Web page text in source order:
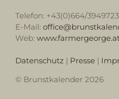
Telefon: +43(0)664/3949723
E-Mail:
Web:
Datenschutz | Presse |
© Brunstkalender 2026